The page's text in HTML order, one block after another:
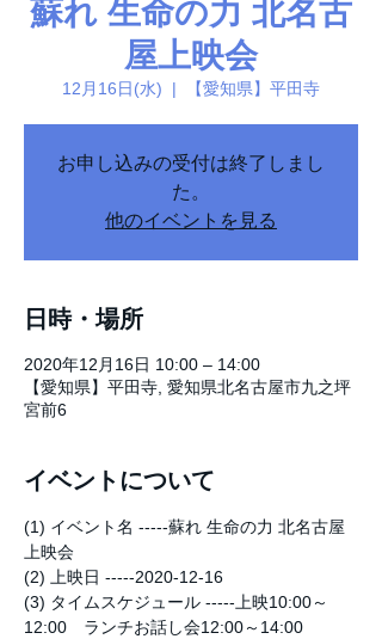
蘇れ 生命の力 北名古
屋上映会
12月16日(水)
  |
【愛知県】平田寺
お申し込みの受付は終了しまし
た。
他のイベントを見る
日時・場所
2020年12月16日 10:00 – 14:00
【愛知県】平田寺, 愛知県北名古屋市九之坪
宮前6
イベントについて
(1) イベント名 -----蘇れ 生命の力 北名古屋
上映会
(2) 上映日 -----2020-12-16
(3) タイムスケジュール -----上映10:00～
12:00　ランチお話し会12:00～14:00